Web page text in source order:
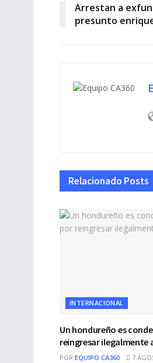
Arrestan a
presunto
Relacionado Posts
INTERNACIONAL
Un hondureño es
reingresar ilegalmente
POR EQUIPO CA360 7